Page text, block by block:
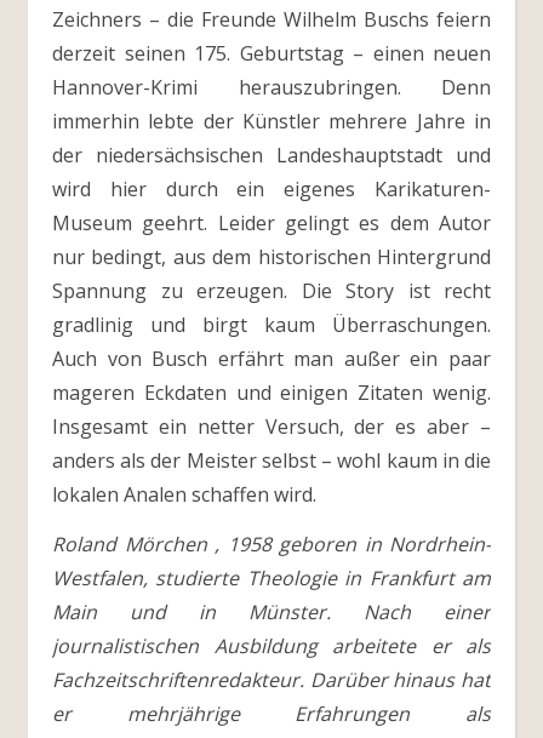
Zeichners – die Freunde Wilhelm Buschs feiern
derzeit seinen 175. Geburtstag – einen neuen
Hannover-Krimi herauszubringen. Denn
immerhin lebte der Künstler mehrere Jahre in
der niedersächsischen Landeshauptstadt und
wird hier durch ein eigenes Karikaturen-
Museum geehrt. Leider gelingt es dem Autor
nur bedingt, aus dem historischen Hintergrund
Spannung zu erzeugen. Die Story ist recht
gradlinig und birgt kaum Überraschungen.
Auch von Busch erfährt man außer ein paar
mageren Eckdaten und einigen Zitaten wenig.
Insgesamt ein netter Versuch, der es aber –
anders als der Meister selbst – wohl kaum in die
lokalen Analen schaffen wird.
Roland Mörchen , 1958 geboren in Nordrhein-
Westfalen, studierte Theologie in Frankfurt am
Main und in Münster. Nach einer
journalistischen Ausbildung arbeitete er als
Fachzeitschriftenredakteur. Darüber hinaus hat
er mehrjährige Erfahrungen als